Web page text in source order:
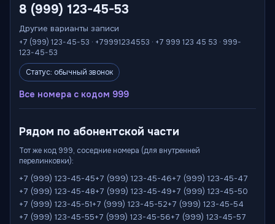
8 (999) 123-45-53
Другие варианты записи
+7 (999) 123-45-53 · +79991234553 · +7 999 123 45 53 · 999-
123-45-53
Статус: обычный звонок
Все номера с кодом 999
Рядом по абонентской части
Тот же код 999, соседние номера (для внутренней
перелинковки):
+7 (999) 123-45-45+7 (999) 123-45-46+7 (999) 123-45-47
+7 (999) 123-45-48+7 (999) 123-45-49+7 (999) 123-45-50
+7 (999) 123-45-51+7 (999) 123-45-52+7 (999) 123-45-54
+7 (999) 123-45-55+7 (999) 123-45-56+7 (999) 123-45-57